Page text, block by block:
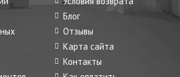
Блог
Отзывы
Карта сайта
Контакты